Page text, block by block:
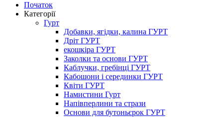
Початок
Категорії
Гурт
Добавки, ягідки, калина ГУРТ
Дріт ГУРТ
екошкіра ГУРТ
Заколки та основи ГУРТ
Каблучки, гребінці ГУРТ
Кабошони і серединки ГУРТ
Квіти ГУРТ
Намистини Гурт
Напівперлини та стрази
Основи для бутоньєрок ГУРТ